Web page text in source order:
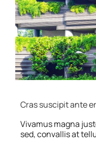
Cras suscipit ante
Vivamus magna
sed, convallis at